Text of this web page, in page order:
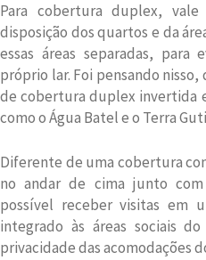
Para cobertura duplex,
disposição dos quartos e da
essas áreas separadas,
próprio lar. Foi pensando
de cobertura duplex invertida
como o Água Batel e o Terra
Diferente de uma cobertura
no andar de cima junto
possível receber visitas em
integrado às áreas sociais
privacidade das acomodações